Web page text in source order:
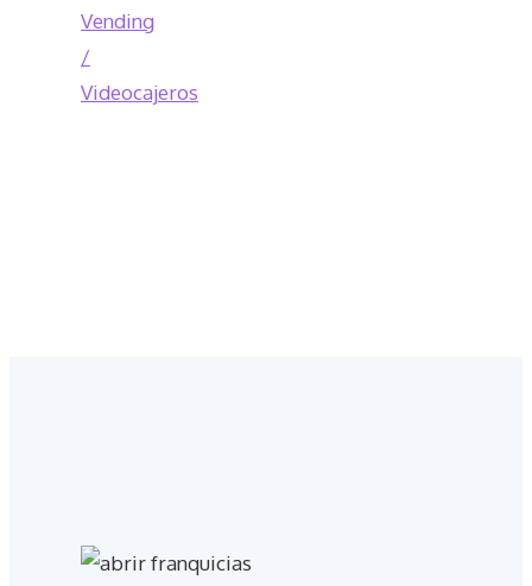
Vending
/
Videocajeros